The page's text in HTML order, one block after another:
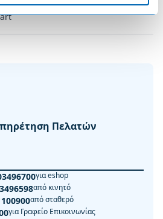
Πελατών
για eshop
από κινητό
από σταθερό
για Γραφείο Επικοινωνίας